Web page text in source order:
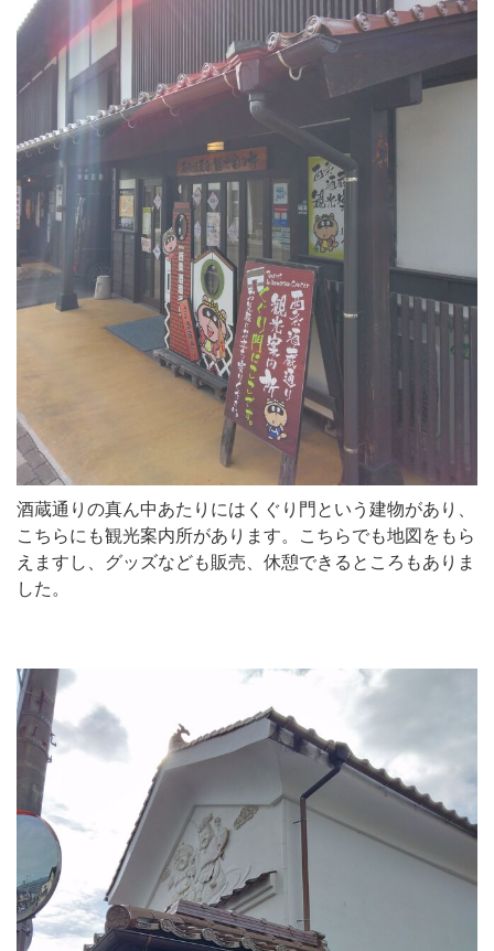
酒蔵通りの真ん中あたりにはくぐり門という建物があり、
こちらにも観光案内所があります。こちらでも地図をもら
えますし、グッズなども販売、休憩できるところもありま
した。